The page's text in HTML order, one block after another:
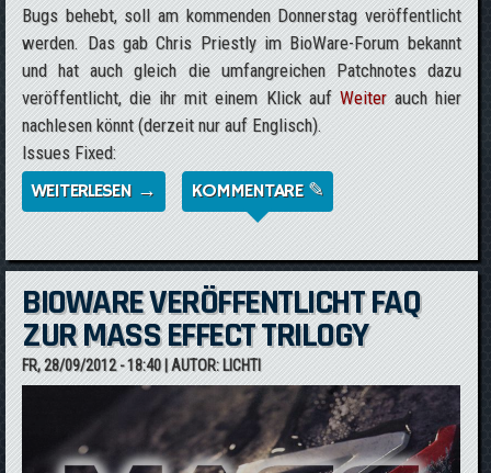
Bugs behebt, soll am kommenden Donnerstag veröffentlicht
werden. Das gab Chris Priestly im BioWare-Forum bekannt
und hat auch gleich die umfangreichen Patchnotes dazu
veröffentlicht, die ihr mit einem Klick aufWeiterauch hier
nachlesen könnt (derzeit nur auf Englisch).
Issues Fixed:
WEITERLESEN → ÜBER NEUER PATCH FÜR MASS EFFECT 3
SOLL AM DONNERSTAG ERSCHEINEN
KOMMENTARE ✎
BIOWARE VERÖFFENTLICHT FAQ
ZUR MASS EFFECT TRILOGY
FR, 28/09/2012 - 18:40| AUTOR: LICHTI